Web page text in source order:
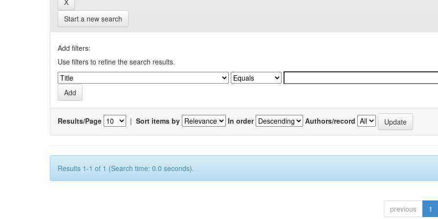
Start a new search
Add filters:
Use filters to refine the search results.
Results/Page | Sort items by In order Authors/record
Results 1-1 of 1 (Search time: 0.0 seconds).
previous 1